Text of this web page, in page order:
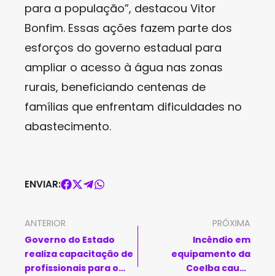
para a população”, destacou Vitor
Bonfim. Essas ações fazem parte dos
esforços do governo estadual para
ampliar o acesso à água nas zonas
rurais, beneficiando centenas de
famílias que enfrentam dificuldades no
abastecimento.
ENVIAR:
ANTERIOR
Governo do Estado
realiza capacitação de
profissionais para o
PRÓXIMA
Incêndio em
equipamento da
Coelba causa